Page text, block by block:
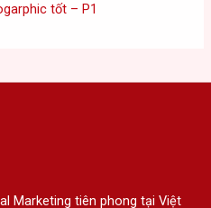
tốt – P1
Marketing tiên phong tại Việt